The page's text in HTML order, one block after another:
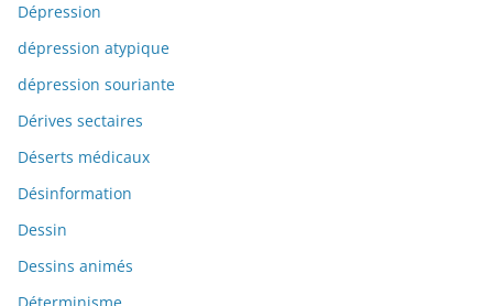
Dépression
dépression atypique
dépression souriante
Dérives sectaires
Déserts médicaux
Désinformation
Dessin
Dessins animés